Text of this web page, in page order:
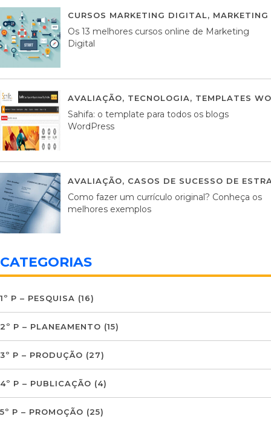
CURSOS MARKETING DIGITAL,
Os 13 melhores cursos online de Marketing
Digital
AVALIAÇÃO, TECNOLOGIA, TEMPLATES
Sahifa: o template para todos os blogs
WordPress
AVALIAÇÃO, CASOS DE SUCESSO DE
Como fazer um currículo original? Conheça os
melhores exemplos
CATEGORIAS
1º P – PESQUISA (16)
2º P – PLANEAMENTO (15)
3º P – PRODUÇÃO (27)
4º P – PUBLICAÇÃO (4)
5º P – PROMOÇÃO (25)